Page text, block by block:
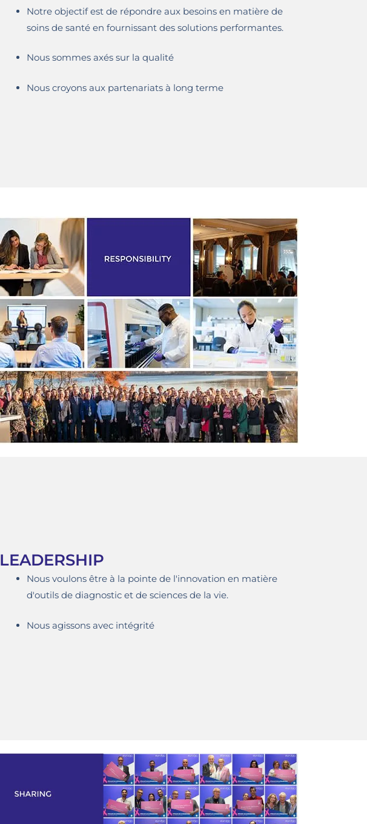
Notre objectif est de répondre aux besoins en matière de
soins de santé en fournissant des solutions performantes.
Nous sommes axés sur la qualité
Nous croyons aux partenariats à long terme
LEADERSHIP
Nous voulons être à la pointe de l'innovation en matière
d'outils de diagnostic et de sciences de la vie.
Nous agissons avec intégrité